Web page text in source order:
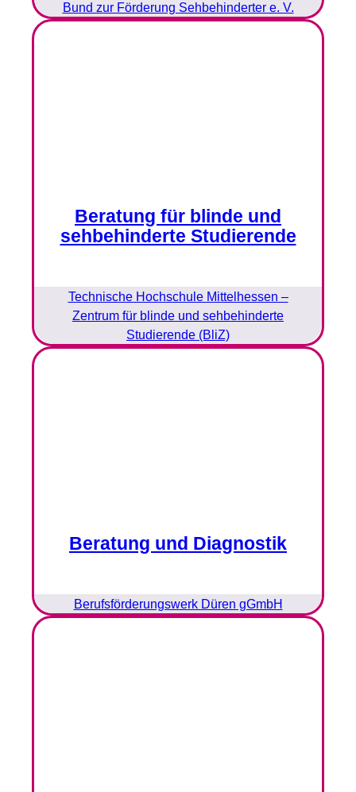
Bund zur Förderung Sehbehinderter e. V.
Beratung für blinde und
sehbehinderte Studierende
Technische Hochschule Mittelhessen –
Zentrum für blinde und sehbehinderte
Studierende (BliZ)
Beratung und Diagnostik
Berufsförderungswerk Düren gGmbH